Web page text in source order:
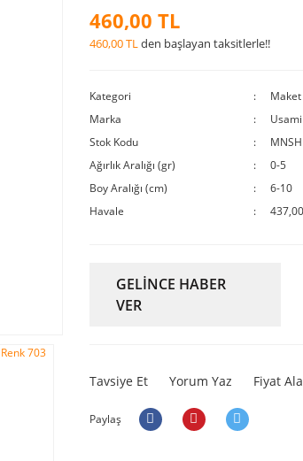
460,00 TL
460,00 TLden başlayan taksitlerle!!
Kategori
Marka
Usami
Stok Kodu
Ağırlık Aralığı (gr)
0-5
Boy Aralığı (cm)
6-10
Havale
GELİNCE HABER
VER
Tavsiye Et Yorum Yaz Fiyat
Paylaş